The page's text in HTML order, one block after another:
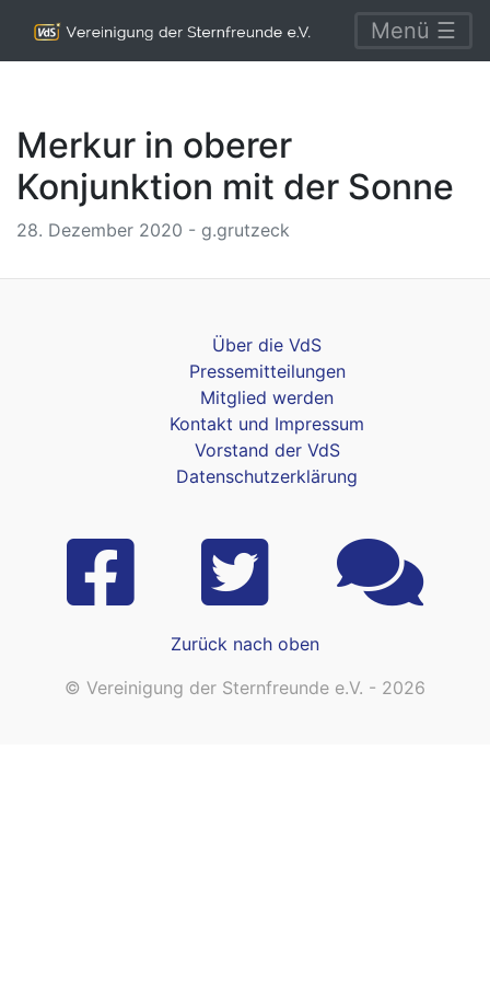
Menü ☰
Merkur in oberer
Konjunktion mit der Sonne
28. Dezember 2020 - g.grutzeck
Über die VdS
Pressemitteilungen
Mitglied werden
Kontakt und Impressum
Vorstand der VdS
Datenschutzerklärung
Zurück nach oben
© Vereinigung der Sternfreunde e.V. - 2026